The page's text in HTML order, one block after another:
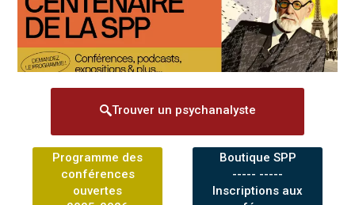
Trouver un psychanalyste
Programme des
conférences
ouvertes
Boutique SPP
----- -----
Inscriptions aux